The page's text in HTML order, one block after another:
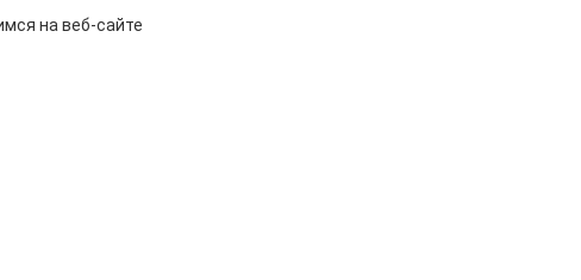
на веб-сайте